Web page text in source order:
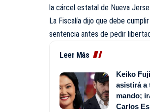
la cárcel estatal de Nueva
La Fiscalía dijo que debe
sentencia antes de pedir
Leer Más
Keiko
asistirá a
mando;
Carlos